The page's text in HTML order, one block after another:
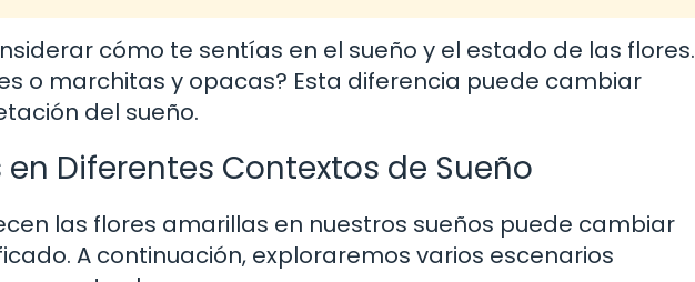
cómo te sentías en el sueño y el estado de las flores.
o marchitas y opacas? Esta diferencia puede cambiar
del sueño.
en Diferentes Contextos de Sueño
las flores amarillas en nuestros sueños puede cambiar
A continuación, exploraremos varios escenarios